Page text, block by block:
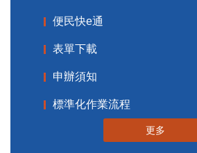
便民快e通
表單下載
申辦須知
標準化作業流程
更多